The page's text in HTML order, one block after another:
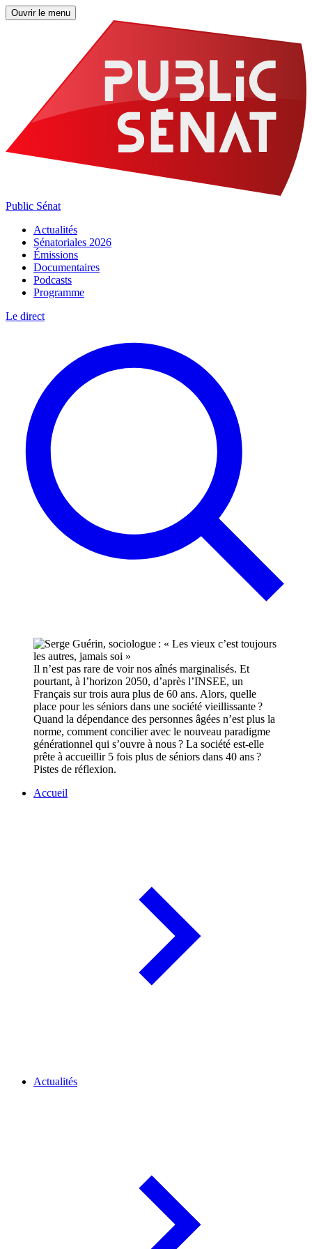
Ouvrir le menu
Public Sénat
Actualités
Sénatoriales 2026
Émissions
Documentaires
Podcasts
Programme
Le direct
Il n’est pas rare de voir nos aînés marginalisés. Et
pourtant, à l’horizon 2050, d’après l’INSEE, un
Français sur trois aura plus de 60 ans. Alors, quelle
place pour les séniors dans une société vieillissante ?
Quand la dépendance des personnes âgées n’est plus la
norme, comment concilier avec le nouveau paradigme
générationnel qui s’ouvre à nous ? La société est-elle
prête à accueillir 5 fois plus de séniors dans 40 ans ?
Pistes de réflexion.
Accueil
Actualités